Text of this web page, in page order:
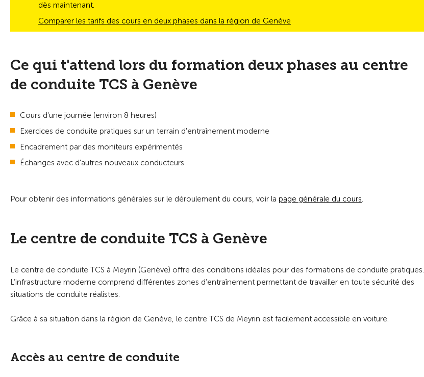
dès maintenant.
Comparer les tarifs des cours en deux phases dans la région de Genève
Ce qui t'attend lors du formation deux phases au centre
de conduite TCS à Genève
Cours d'une journée (environ 8 heures)
Exercices de conduite pratiques sur un terrain d'entraînement moderne
Encadrement par des moniteurs expérimentés
Échanges avec d'autres nouveaux conducteurs
Pour obtenir des informations générales sur le déroulement du cours, voir la page générale du cours.
Le centre de conduite TCS à Genève
Le centre de conduite TCS à Meyrin (Genève) offre des conditions idéales pour des formations de conduite pratiques.
L’infrastructure moderne comprend différentes zones d’entraînement permettant de travailler en toute sécurité des
situations de conduite réalistes.
Grâce à sa situation dans la région de Genève, le centre TCS de Meyrin est facilement accessible en voiture.
Accès au centre de conduite